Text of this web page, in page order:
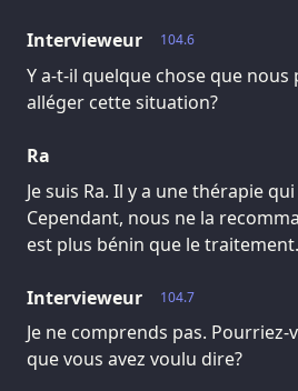
104.6
Intervieweur
Y a-t-il quelque chose que
alléger cette situation?
Ra
Je suis Ra. Il y a une thérapie
Cependant, nous ne la
est plus bénin que le traitement.
104.7
Intervieweur
Je ne comprends pas.
que vous avez voulu dire?